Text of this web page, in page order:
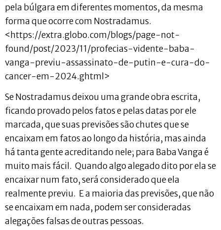
pela búlgara em diferentes momentos, da mesma
forma que ocorre com Nostradamus.
<https://extra.globo.com/blogs/page-not-
found/post/2023/11/profecias-vidente-baba-
vanga-previu-assassinato-de-putin-e-cura-do-
cancer-em-2024.ghtml>
Se Nostradamus deixou uma grande obra escrita,
ficando provado pelos fatos e pelas datas por ele
marcada, que suas previsões são chutes que se
encaixam em fatos ao longo da história, mas ainda
há tanta gente acreditando nele; para Baba Vanga é
muito mais fácil. Quando algo alegado dito por ela se
encaixar num fato, será considerado que ela
realmente previu. E a maioria das previsões, que não
se encaixam em nada, podem ser consideradas
alegações falsas de outras pessoas.